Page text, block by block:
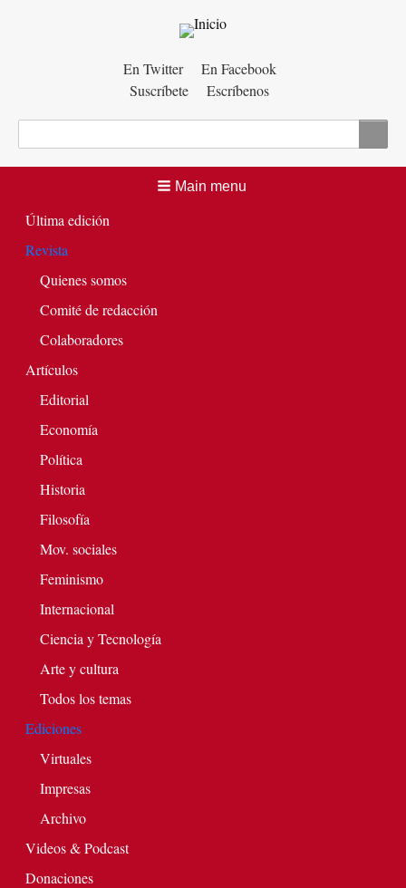
En Twitter
En Facebook
Suscríbete
Escríbenos
Main menu
Última edición
Revista
Quienes somos
Comité de redacción
Colaboradores
Artículos
Editorial
Economía
Política
Historia
Filosofía
Mov. sociales
Feminismo
Internacional
Ciencia y Tecnología
Arte y cultura
Todos los temas
Ediciones
Virtuales
Impresas
Archivo
Videos & Podcast
Donaciones